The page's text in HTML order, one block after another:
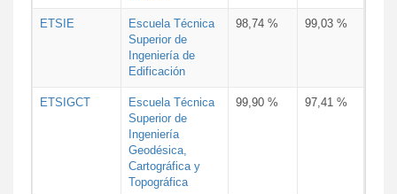
ETSIE
Escuela Técnica
Superior de
Ingeniería de
Edificación
98,74 % 99,03 %
ETSIGCT
Escuela Técnica
Superior de
Ingeniería
Geodésica,
Cartográfica y
Topográfica
99,90 % 97,41 %